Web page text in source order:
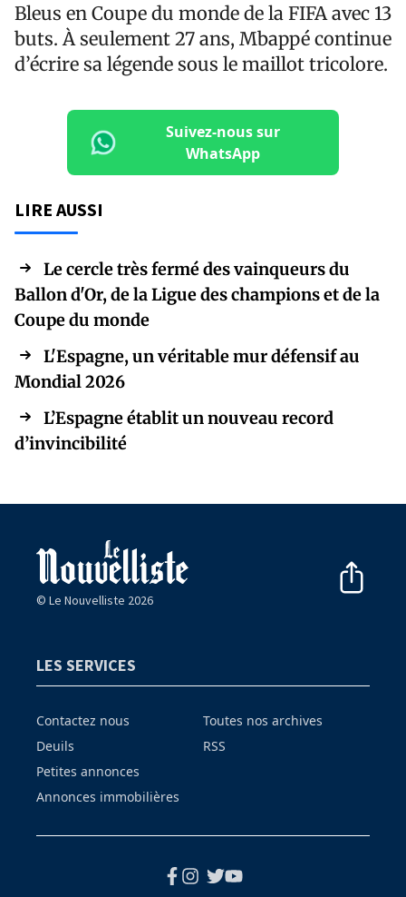
Bleus en Coupe du monde de la FIFA avec 13
buts. À seulement 27 ans, Mbappé continue
d’écrire sa légende sous le maillot tricolore.
Suivez-nous sur
WhatsApp
LIRE AUSSI
Le cercle très fermé des vainqueurs du
Ballon d'Or, de la Ligue des champions et de la
Coupe du monde
L'Espagne, un véritable mur défensif au
Mondial 2026
L’Espagne établit un nouveau record
d’invincibilité
© Le Nouvelliste 2026
LES SERVICES
Contactez nous
Deuils
Petites annonces
Annonces immobilières
Toutes nos archives
RSS